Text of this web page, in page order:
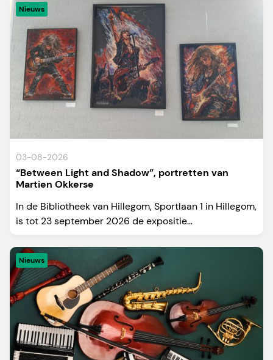
Nieuws
03-08-2026
“Between Light and Shadow”, portretten van
Martien Okkerse
In de Bibliotheek van Hillegom, Sportlaan 1 in Hillegom,
is tot 23 september 2026 de expositie...
Nieuws